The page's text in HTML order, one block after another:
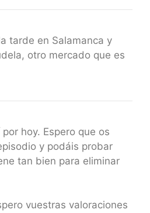
tarde en Salamanca y
otro mercado que es
hoy. Espero que os
y podáis probar
tan bien para eliminar
vuestras valoraciones